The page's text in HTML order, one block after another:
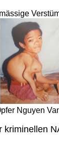
Nguyen
kriminellen